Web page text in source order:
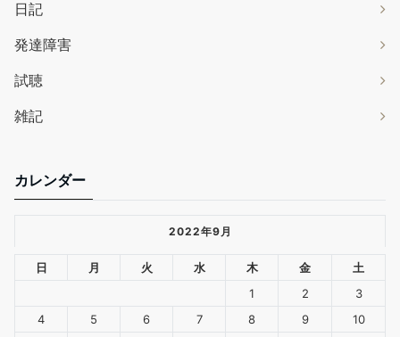
日記
発達障害
試聴
雑記
カレンダー
2022年9月
日 月 火 水 木 金
土
1
2
3
4
5 6 7 8 9 10